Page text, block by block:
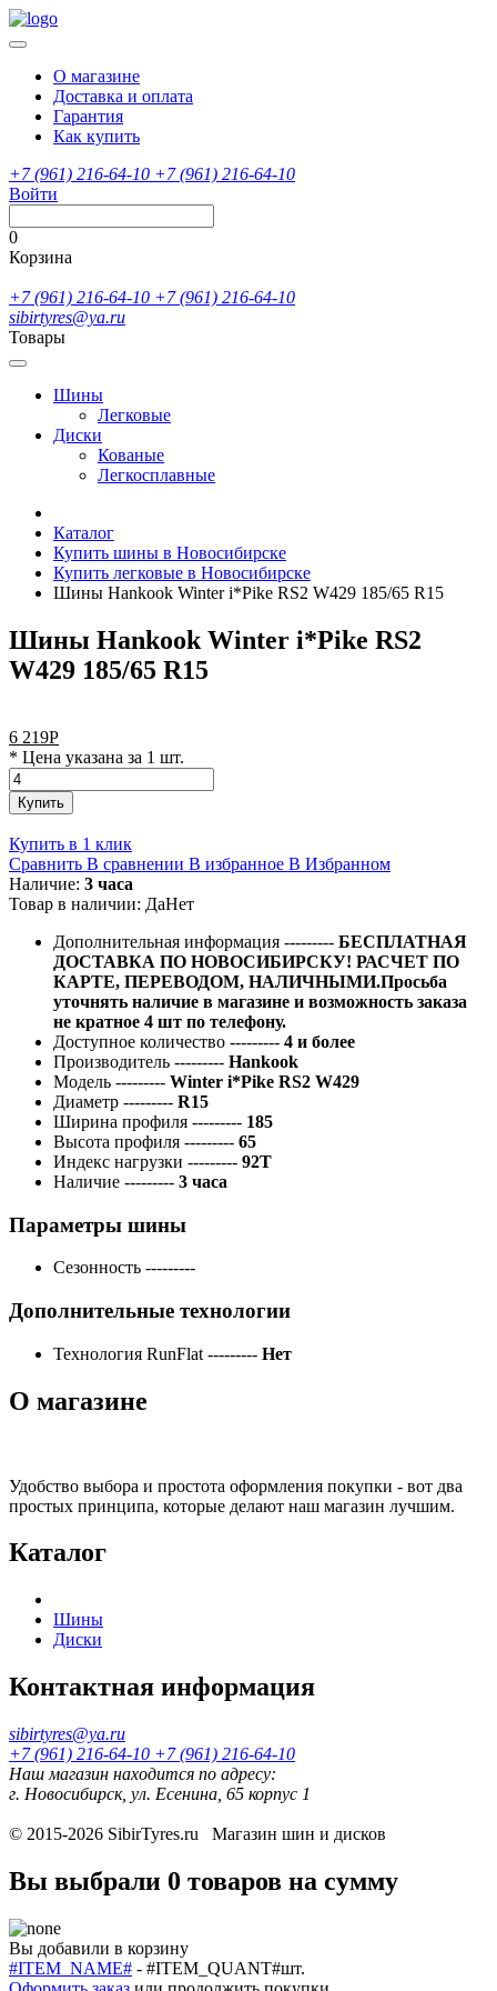
О магазине
Доставка и оплата
Гарантия
Как купить
+7 (961) 216-64-10 +7 (961) 216-64-10
Войти
0
Корзина
+7 (961) 216-64-10 +7 (961) 216-64-10
sibirtyres@ya.ru
Товары
Шины
Легковые
Диски
Кованые
Легкосплавные
Каталог
Купить шины в Новосибирске
Купить легковые в Новосибирске
Шины Hankook Winter i*Pike RS2 W429 185/65 R15
Шины Hankook Winter i*Pike RS2
W429 185/65 R15
6 219Р
* Цена указана за 1 шт.
Купить
Купить в 1 клик
Сравнить В сравнении В избранное В Избранном
Наличие: 3 часа
Товар в наличии: ДаНет
Дополнительная информация --------- БЕСПЛАТНАЯ
ДОСТАВКА ПО НОВОСИБИРСКУ! РАСЧЕТ ПО
КАРТЕ, ПЕРЕВОДОМ, НАЛИЧНЫМИ.Просьба
уточнять наличие в магазине и возможность заказа
не кратное 4 шт по телефону.
Доступное количество --------- 4 и более
Производитель --------- Hankook
Модель --------- Winter i*Pike RS2 W429
Диаметр --------- R15
Ширина профиля --------- 185
Высота профиля --------- 65
Индекс нагрузки --------- 92T
Наличие --------- 3 часа
Параметры шины
Сезонность ---------
Дополнительные технологии
Технология RunFlat --------- Нет
О магазине
Удобство выбора и простота оформления покупки - вот два
простых принципа, которые делают наш магазин лучшим.
Каталог
Шины
Диски
Контактная информация
sibirtyres@ya.ru
+7 (961) 216-64-10 +7 (961) 216-64-10
Наш магазин находится по адресу:
г. Новосибирск, ул. Есенина, 65 корпус 1
© 2015-2026 SibirTyres.ru Магазин шин и дисков
Вы выбрали 0 товаров на сумму
Вы добавили в корзину
#ITEM_NAME# - #ITEM_QUANT#шт.